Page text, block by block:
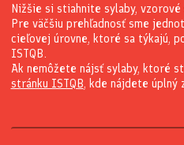
Nižšie si stiahnite sylaby,
Pre väčšiu prehľadnosť sme
cieľovej úrovne, ktoré sa týkajú,
ISTQB.
Ak nemôžete nájsť sylaby, ktoré
stránku ISTQB, kde nájdete úplný